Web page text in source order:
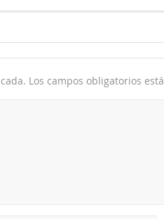
Los campos obligatorios